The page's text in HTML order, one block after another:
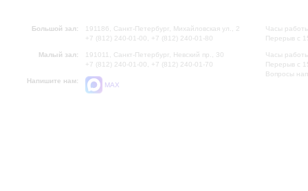
Большой зал:
191186, Санкт-Петербург, Михайловская ул., 2
+7 (812) 240-01-00, +7 (812) 240-01-80
Малый зал:
191011, Санкт-Петербург, Невский пр., 30
+7 (812) 240-01-00, +7 (812) 240-01-70
Напишите нам:
MAX
Часы
Перерыв с
Часы
Перерыв с
Вопросы